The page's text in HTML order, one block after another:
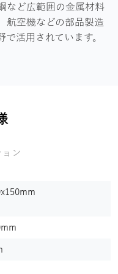
など広範囲の金属材料
航空機などの部品製造
活用されています。
ン
測